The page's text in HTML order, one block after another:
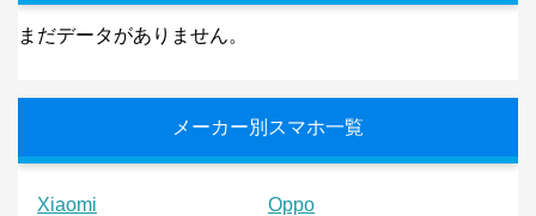
まだデータがありません。
メーカー別スマホ一覧
Xiaomi
Oppo